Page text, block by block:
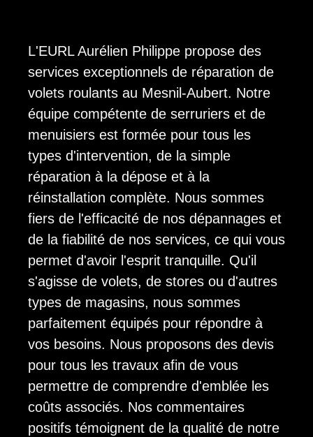
L'EURL Aurélien Philippe propose des
services exceptionnels de réparation de
volets roulants au Mesnil-Aubert. Notre
équipe compétente de serruriers et de
menuisiers est formée pour tous les
types d'intervention, de la simple
réparation à la dépose et à la
réinstallation complète. Nous sommes
fiers de l'efficacité de nos dépannages et
de la fiabilité de nos services, ce qui vous
permet d'avoir l'esprit tranquille. Qu'il
s'agisse de volets, de stores ou d'autres
types de magasins, nous sommes
parfaitement équipés pour répondre à
vos besoins. Nous proposons des devis
pour tous les travaux afin de vous
permettre de comprendre d'emblée les
coûts associés. Nos commentaires
positifs témoignent de la qualité de notre